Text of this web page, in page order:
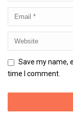
Save my name,
time I comment.